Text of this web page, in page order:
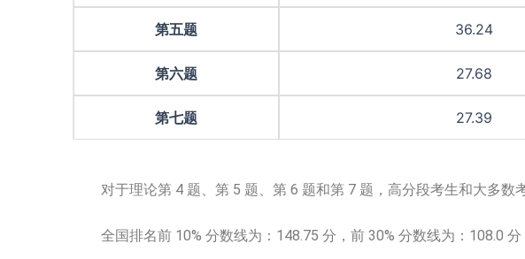
第五题 36.24
第六题 27.68
第七题 27.39
对于理论第 4 题、第 5 题、第 6 题和第 7 题，高分段考生和大多数考
全国排名前 10% 分数线为：148.75 分，前 30% 分数线为：108.0 分